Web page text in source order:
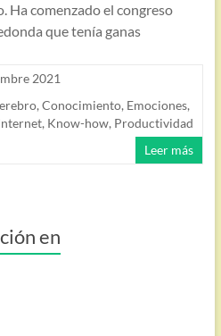
Ha comenzado el congreso
que tenía ganas
2021
, Conocimiento, Emociones,
, Know-how, Productividad
Leer más
en